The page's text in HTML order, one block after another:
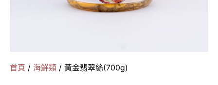
首頁 / 海鮮類 / 黃金翡翠絲(700g)